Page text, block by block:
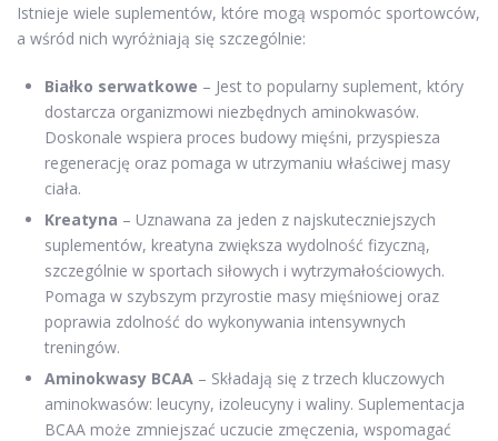
Istnieje wiele suplementów, które mogą wspomóc sportowców,
a wśród nich wyróżniają się szczególnie:
Białko serwatkowe – Jest to popularny suplement, który
dostarcza organizmowi niezbędnych aminokwasów.
Doskonale wspiera proces budowy mięśni, przyspiesza
regenerację oraz pomaga w utrzymaniu właściwej masy
ciała.
Kreatyna – Uznawana za jeden z najskuteczniejszych
suplementów, kreatyna zwiększa wydolność fizyczną,
szczególnie w sportach siłowych i wytrzymałościowych.
Pomaga w szybszym przyrostie masy mięśniowej oraz
poprawia zdolność do wykonywania intensywnych
treningów.
Aminokwasy BCAA – Składają się z trzech kluczowych
aminokwasów: leucyny, izoleucyny i waliny. Suplementacja
BCAA może zmniejszać uczucie zmęczenia, wspomagać